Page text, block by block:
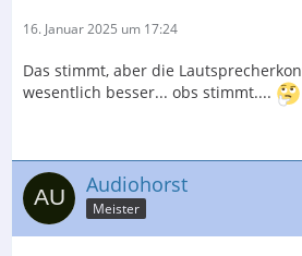
16. Januar 2025 um 17:24
Das stimmt, aber die
wesentlich besser... obs stimmt....
Audiohorst
Meister